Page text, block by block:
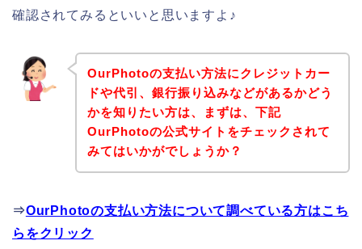
確認されてみるといいと思いますよ♪
OurPhotoの支払い方法にクレジットカー
ドや代引、銀行振り込みなどがあるかどう
かを知りたい方は、まずは、下記
OurPhotoの公式サイトをチェックされて
みてはいかがでしょうか？
⇒OurPhotoの支払い方法について調べている方はこち
らをクリック